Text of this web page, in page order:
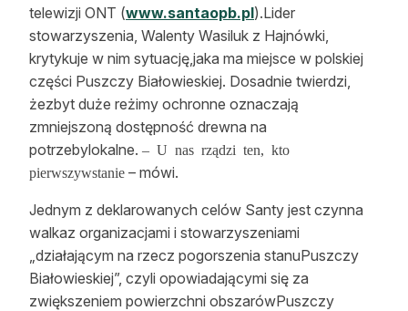
telewizji ONT (www.santaopb.pl).Lider
stowarzyszenia, Walenty Wasiluk z Hajnówki,
krytykuje w nim sytuację,jaka ma miejsce w polskiej
części Puszczy Białowieskiej. Dosadnie twierdzi,
żezbyt duże reżimy ochronne oznaczają
zmniejszoną dostępność drewna na
potrzebylokalne. – U nas rządzi ten, kto
pierwszywstanie – mówi.
Jednym z deklarowanych celów Santy jest czynna
walkaz organizacjami i stowarzyszeniami
„działającym na rzecz pogorszenia stanuPuszczy
Białowieskiej”, czyli opowiadającymi się za
zwiększeniem powierzchni obszarówPuszczy